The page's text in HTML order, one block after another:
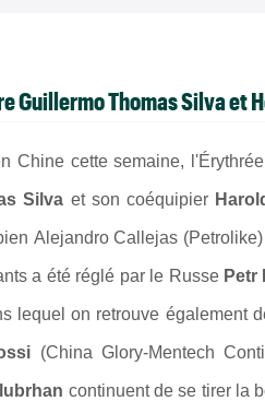
Guillermo Thomas Silva et
Chine cette semaine, l'
Silva et son coéquipier
Alejandro Callejas
a été réglé par le Russe Petr
lequel on retrouve également
(China Glory-Mentech
continuent de se tirer la